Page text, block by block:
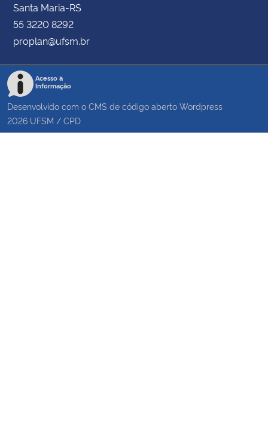
Santa Maria-RS
55 3220 8292
proplan@ufsm.br
Acesso à
Informação
Desenvolvido com o CMS de código aberto Wordpress
2026 UFSM / CPD